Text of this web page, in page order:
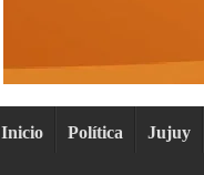
Inicio Política Jujuy